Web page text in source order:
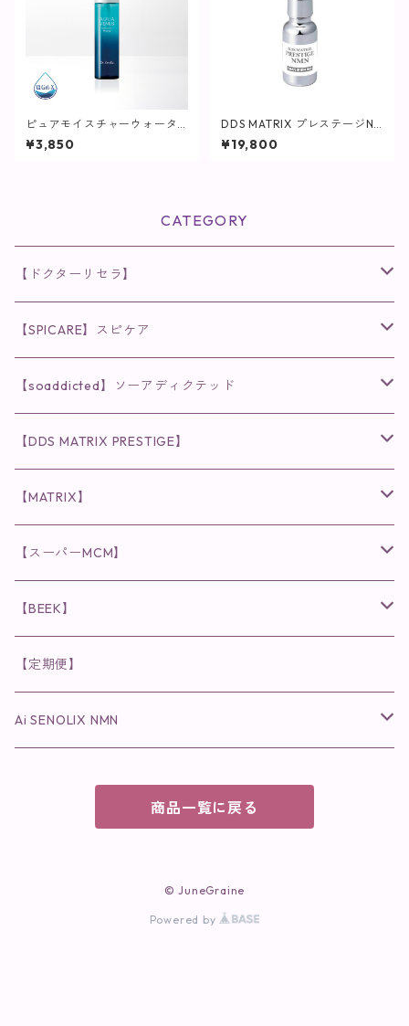
ピュアモイスチャーウォータ
ー/ 60mL【化粧水/さっぱり
タイプ】
¥3,850
DDS MATRIX プレステージN
MN / 20mL【美容液】
¥19,800
CATEGORY
【ドクターリセラ】
◉AQUA VENUS
クレンジング・洗顔
化粧水
保湿ジェル・クリーム
ラディール
◉VI PLANTE
リキッド
ディフェンサー
メイク小物
◉ナチュリスティーアクレス
クレンジング
洗顔
◉インナーケア
食品
粒タイプ
◉cocochia
ヘナカラー
ヘアファンデーション
cocochiaお祝いギフトセット(包装あり)
◉美顔器
◉スペシャルケア
◉肌悩み
エイジングトラブル
【SPICARE】スピケア
◉V3シリーズ
ファンデーション・ベース
クレンジング・洗顔
リップ
◉V3 VSPIC C Line
クレンジング・洗顔
化粧水
◉スピケアシリーズ
◉V.O.Sシリーズ
クレンジング・洗顔
化粧水
◉メンズシリーズ
クレンジング・洗顔
化粧水
◉MESシリーズ
【soaddicted】ソーアディクテッド
ラッシュアディクト
まつ毛用美容液
眉毛用美容液
リップアディクト
唇用美容液
ヘアアディクト
【DDS MATRIX PRESTIGE】
スキンケアシリーズ
美容液
【MATRIX】
スキンケアシリーズ
美容液
洗顔
【スーパーMCM】
インナーケア
【BEEK】
インナーケア
【定期便】
Ai SENOLIX NMN
商品一覧に戻る
© JuneGraine
Powered by